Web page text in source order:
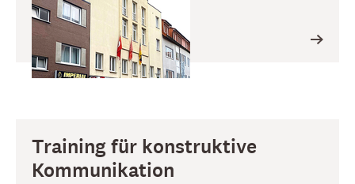
Training für konstruktive
Kommunikation